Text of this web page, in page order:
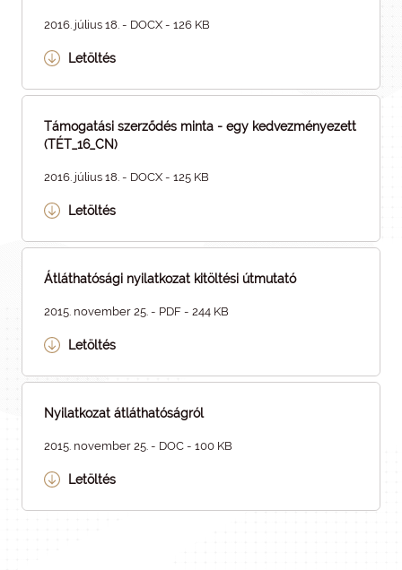
2016. július 18. - DOCX - 126 KB
Letöltés
Támogatási szerződés minta - egy kedvezményezett
(TÉT_16_CN)
2016. július 18. - DOCX - 125 KB
Letöltés
Átláthatósági nyilatkozat kitöltési útmutató
2015. november 25. - PDF - 244 KB
Letöltés
Nyilatkozat átláthatóságról
2015. november 25. - DOC - 100 KB
Letöltés